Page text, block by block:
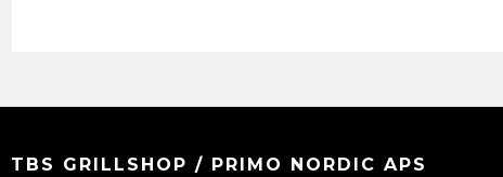
TBS GRILLSHOP / PRIMO NORDIC APS